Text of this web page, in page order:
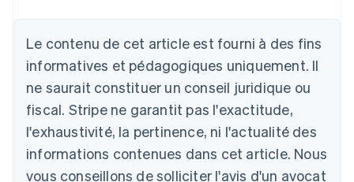
Le contenu de cet article est fourni à des fins
informatives et pédagogiques uniquement. Il
ne saurait constituer un conseil juridique ou
fiscal. Stripe ne garantit pas l'exactitude,
l'exhaustivité, la pertinence, ni l'actualité des
informations contenues dans cet article. Nous
vous conseillons de solliciter l'avis d'un avocat
DeutschEnglish
English
Autriche
Deutsch English
Belgique
NederlandsFrançaisDeutschEnglish
Brésil